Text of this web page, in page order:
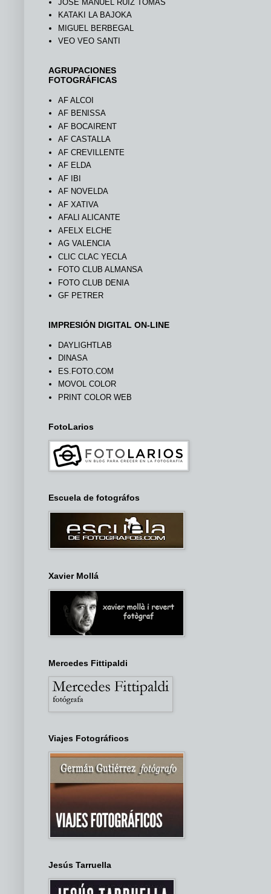
JOSÉ MANUEL RUIZ TOMÁS
KATAKI LA BAJOKA
MIGUEL BERBEGAL
VEO VEO SANTI
AGRUPACIONES
FOTOGRÁFICAS
AF ALCOI
AF BENISSA
AF BOCAIRENT
AF CASTALLA
AF CREVILLENTE
AF ELDA
AF IBI
AF NOVELDA
AF XATIVA
AFALI ALICANTE
AFELX ELCHE
AG VALENCIA
CLIC CLAC YECLA
FOTO CLUB ALMANSA
FOTO CLUB DENIA
GF PETRER
IMPRESIÓN DIGITAL ON-LINE
DAYLIGHTLAB
DINASA
ES.FOTO.COM
MOVOL COLOR
PRINT COLOR WEB
FotoLarios
Escuela de fotográfos
Xavier Mollá
Mercedes Fittipaldi
Viajes Fotográficos
Jesús Tarruella